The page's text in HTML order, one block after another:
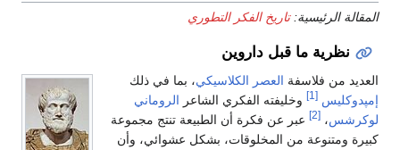
المقالة الرئيسية:تاريخ الفكر التطوري
نظرية ما قبل داروين
العديد من فلاسفة العصر الكلاسيكي، بما في ذلك
إمپدوكليس [1] وخليفته الفكري الشاعر الروماني
لوكرشس، [2]
عبر عن فكرة أن الطبيعة تنتج مجموعة
كبيرة ومتنوعة من المخلوقات، بشكل عشوائي، وأن